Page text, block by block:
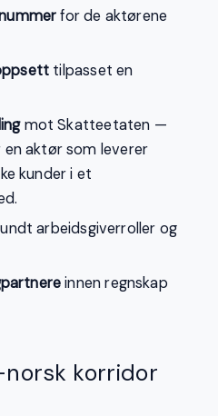
for de aktørene
tilpasset en
mot Skatteetaten —
aktør som leverer
kunder i et
arbeidsgiverroller og
innen regnskap
korridor